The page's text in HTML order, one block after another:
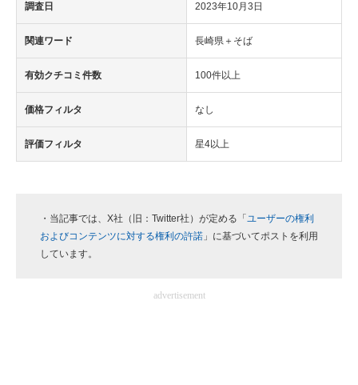
調査日 2023年10月3日
関連ワード 長崎県＋そば
有効クチコミ件数 100件以上
価格フィルタ なし
評価フィルタ 星4以上
・当記事では、X社（旧：Twitter社）が定める「 ユーザーの権利
およびコンテンツに対する権利の許諾 」に基づいてポストを利用
しています。
advertisement